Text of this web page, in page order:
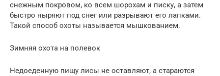
снежным покровом, ко всем шорохам и писку, а затем
быстро ныряют под снег или разрывают его лапками.
Такой способ охоты называется мышкованием.
Зимняя охота на полевок
Недоеденную пищу лисы не оставляют, а стараются